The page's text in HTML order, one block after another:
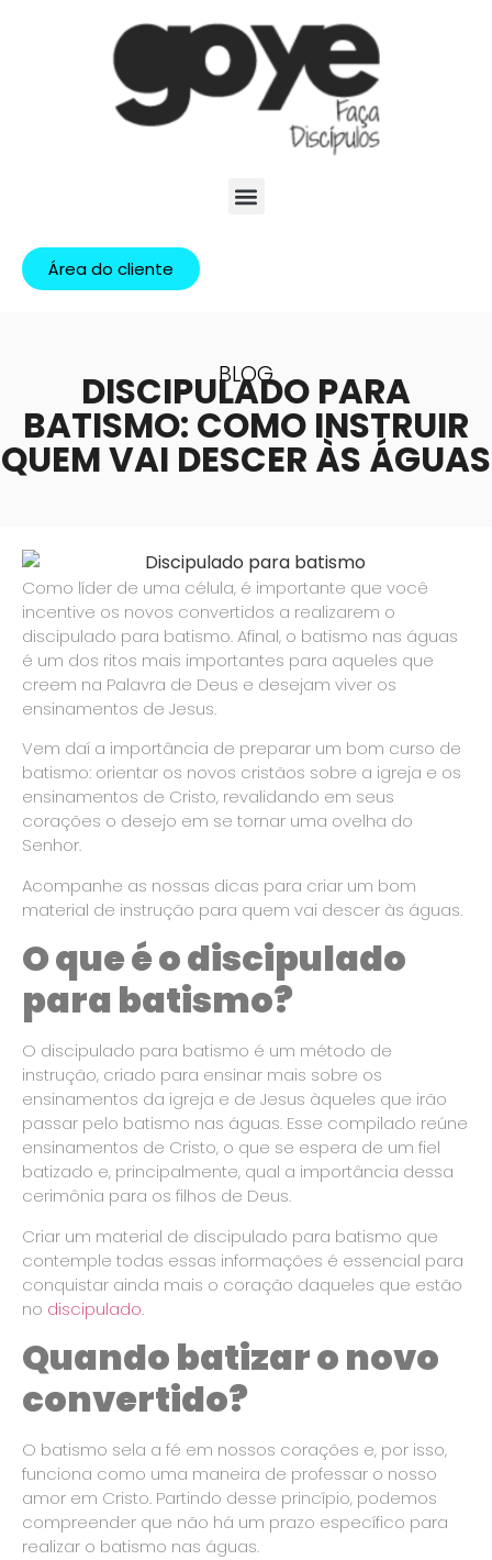
Área do cliente
BLOG
DISCIPULADO PARA
BATISMO: COMO INSTRUIR
QUEM VAI DESCER ÀS ÁGUAS
Como líder de uma célula, é importante que você
incentive os novos convertidos a realizarem o
discipulado para batismo. Afinal, o batismo nas águas
é um dos ritos mais importantes para aqueles que
creem na Palavra de Deus e desejam viver os
ensinamentos de Jesus.
Vem daí a importância de preparar um bom curso de
batismo: orientar os novos cristãos sobre a igreja e os
ensinamentos de Cristo, revalidando em seus
corações o desejo em se tornar uma ovelha do
Senhor.
Acompanhe as nossas dicas para criar um bom
material de instrução para quem vai descer às águas.
O que é o discipulado
para batismo?
O discipulado para batismo é um método de
instrução, criado para ensinar mais sobre os
ensinamentos da igreja e de Jesus àqueles que irão
passar pelo batismo nas águas. Esse compilado reúne
ensinamentos de Cristo, o que se espera de um fiel
batizado e, principalmente, qual a importância dessa
cerimônia para os filhos de Deus.
Criar um material de discipulado para batismo que
contemple todas essas informações é essencial para
conquistar ainda mais o coração daqueles que estão
no discipulado.
Quando batizar o novo
convertido?
O batismo sela a fé em nossos corações e, por isso,
funciona como uma maneira de professar o nosso
amor em Cristo. Partindo desse princípio, podemos
compreender que não há um prazo específico para
realizar o batismo nas águas.